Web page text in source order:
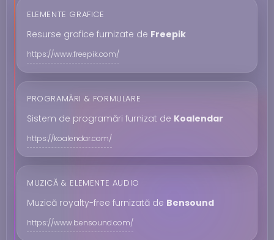
ELEMENTE GRAFICE
Resurse grafice furnizate de Freepik
https://www.freepik.com/
PROGRAMĂRI & FORMULARE
Sistem de programări furnizat de Koalendar
https://koalendar.com/
MUZICĂ & ELEMENTE AUDIO
Muzică royalty-free furnizată de Bensound
https://www.bensound.com/